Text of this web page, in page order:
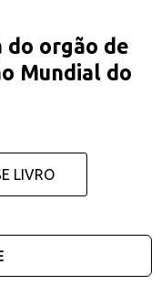
orgão de
Mundial do
LIVRO